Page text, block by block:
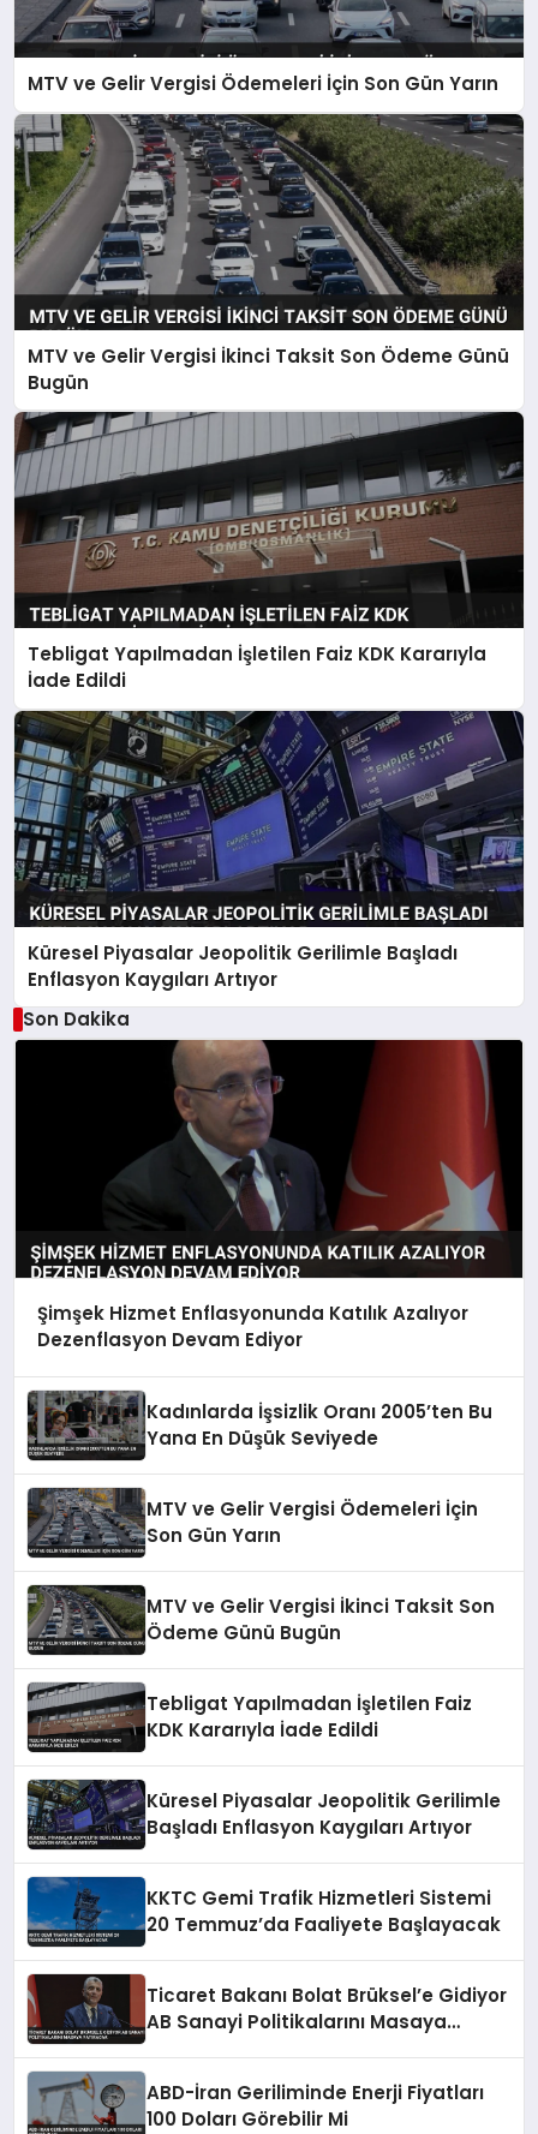
MTV ve Gelir Vergisi Ödemeleri İçin Son Gün Yarın
MTV ve Gelir Vergisi İkinci Taksit Son Ödeme Günü
Bugün
Tebligat Yapılmadan İşletilen Faiz KDK Kararıyla
İade Edildi
Küresel Piyasalar Jeopolitik Gerilimle Başladı
Enflasyon Kaygıları Artıyor
Son Dakika
Şimşek Hizmet Enflasyonunda Katılık Azalıyor
Dezenflasyon Devam Ediyor
Kadınlarda İşsizlik Oranı 2005’ten Bu
Yana En Düşük Seviyede
MTV ve Gelir Vergisi Ödemeleri İçin
Son Gün Yarın
MTV ve Gelir Vergisi İkinci Taksit Son
Ödeme Günü Bugün
Tebligat Yapılmadan İşletilen Faiz
KDK Kararıyla İade Edildi
Küresel Piyasalar Jeopolitik Gerilimle
Başladı Enflasyon Kaygıları Artıyor
KKTC Gemi Trafik Hizmetleri Sistemi
20 Temmuz’da Faaliyete Başlayacak
Ticaret Bakanı Bolat Brüksel’e Gidiyor
AB Sanayi Politikalarını Masaya
ABD-İran Geriliminde Enerji Fiyatları
100 Doları Görebilir Mi